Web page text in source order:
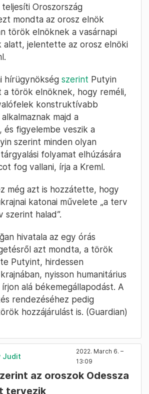
Oroszország
mondta az orosz elnök
török elnöknek a vasárnapi
alatt, jelentette az orosz elnöki
hírügynökség szerint Putyin
a török elnöknek, hogy reméli,
konstruktívabb
majd a
és figyelembe veszik a
szerint minden olyan
folyamat elhúzására
fog vallani, írja a Kreml.
még azt is hozzátette, hogy
katonai művelete „a terv
szerint halad”.
hivatala az egy órás
azt mondta, a török
Putyint, hirdessen
nyisson humanitárius
alá békemegállapodást. A
rendezéséhez pedig
hozzájárulást is. (Guardian)
Judit
2022. March 6. –
13:09
az oroszok Odessza
tervezik